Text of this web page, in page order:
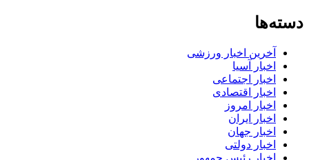
دسته‌ها
آخرین اخبار ورزشی
اخبار آسیا
اخبار اجتماعی
اخبار اقتصادی
اخبار امروز
اخبار ایران
اخبار جهان
اخبار دولتی